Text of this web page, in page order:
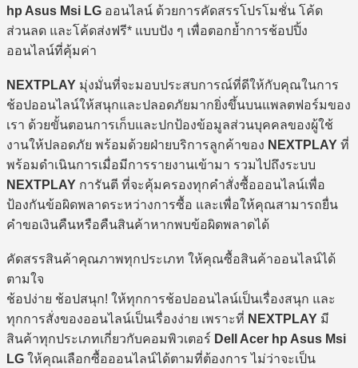
hp Asus Msi LG ออนไลน์ ด้วยการคัดสรรโปรโมชั่น โค้ด
ส่วนลด และโค้ดส่งฟรี* แบบปัง ๆ เพื่อตอกย้ำการช้อปปิ้ง
ออนไลน์ที่คุ้มค่า
NEXTPLAY มุ่งมั่นที่จะมอบประสบการณ์ที่ดีให้กับคุณในการ
ช้อปออนไลน์ให้สนุกและปลอดภัยมากยิ่งขึ้นบนแพลตฟอร์มของ
เรา ด้วยขั้นตอนการเก็บและปกป้องข้อมูลส่วนบุคคลของผู้ใช้
งานให้ปลอดภัย พร้อมด้วยฝ่ายบริการลูกค้าของ NEXTPLAY ที่
พร้อมดำเนินการเมื่อมีการรายงานเข้ามา รวมไปถึงระบบ
NEXTPLAY การันตี ที่จะคุ้มครองทุกคำสั่งซื้อออนไลน์เพื่อ
ป้องกันข้อผิดพลาดระหว่างการซื้อ และเพื่อให้คุณสามารถยื่น
คำขอเงินคืนหรือคืนสินค้าหากพบข้อผิดพลาดได้
คัดสรรสินค้าคุณภาพทุกประเภท ให้คุณซื้อสินค้าออนไลน์ได้
ตามใจ
ช้อปง่าย ช้อปสนุก! ให้ทุกการช้อปออนไลน์เป็นเรื่องสนุก และ
ทุกการสั่งของออนไลน์เป็นเรื่องง่าย เพราะที่ NEXTPLAY มี
สินค้าทุกประเภทเกี่ยวกับคอมพิวเตอร์ Dell Acer hp Asus Msi
LG ให้คุณเลือกซื้อออนไลน์ได้ตามที่ต้องการ ไม่ว่าจะเป็น